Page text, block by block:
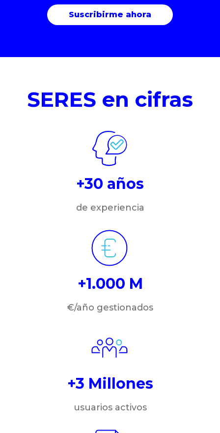
SERES en cifras
+30 años
de experiencia
+1.000 M
€/año gestionados
+3 Millones
usuarios activos